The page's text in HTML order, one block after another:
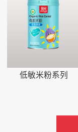
低敏米粉系列